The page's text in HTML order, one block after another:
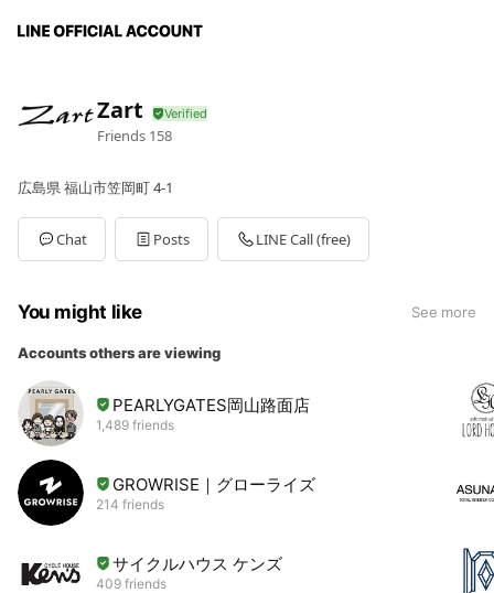
Zart
Friends 158
広島県 福山市笠岡町 4-1
Chat Posts LINE Call (free)
You might like See more
Accounts others are viewing
PEARLYGATES岡山路面店
1,489 friends
GROWRISE｜グローライズ
214 friends
サイクルハウス ケンズ
409 friends